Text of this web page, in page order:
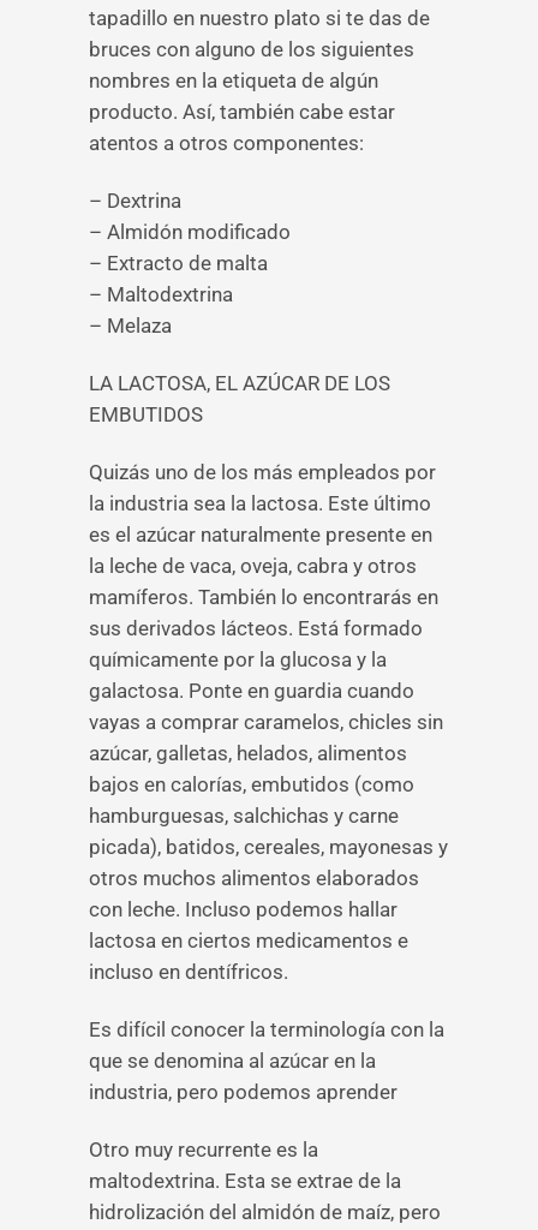
tapadillo en nuestro plato si te das de
bruces con alguno de los siguientes
nombres en la etiqueta de algún
producto. Así, también cabe estar
atentos a otros componentes:
– Dextrina
– Almidón modificado
– Extracto de malta
– Maltodextrina
– Melaza
LA LACTOSA, EL AZÚCAR DE LOS
EMBUTIDOS
Quizás uno de los más empleados por
la industria sea la lactosa. Este último
es el azúcar naturalmente presente en
la leche de vaca, oveja, cabra y otros
mamíferos. También lo encontrarás en
sus derivados lácteos. Está formado
químicamente por la glucosa y la
galactosa. Ponte en guardia cuando
vayas a comprar caramelos, chicles sin
azúcar, galletas, helados, alimentos
bajos en calorías, embutidos (como
hamburguesas, salchichas y carne
picada), batidos, cereales, mayonesas y
otros muchos alimentos elaborados
con leche. Incluso podemos hallar
lactosa en ciertos medicamentos e
incluso en dentífricos.
Es difícil conocer la terminología con la
que se denomina al azúcar en la
industria, pero podemos aprender
Otro muy recurrente es la
maltodextrina. Esta se extrae de la
hidrolización del almidón de maíz, pero